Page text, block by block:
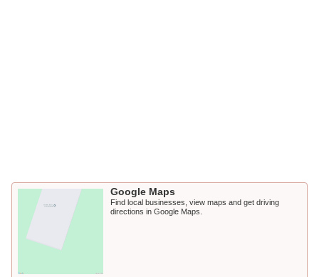
Google Maps
Find local businesses, view maps and get driving
directions in Google Maps.